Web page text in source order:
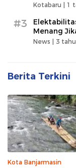
Kotabaru | 1
#3
Menang
News | 3
Berita Terkini
Kota Banjarmasin